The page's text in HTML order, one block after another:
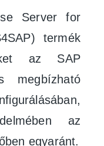
Server for
termék
az SAP
megbízható
az
egyaránt.